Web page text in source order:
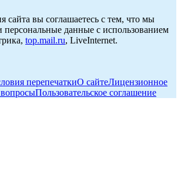
сайта вы соглашаетесь с тем, что мы
персональные данные с использованием
top.mail.ru, LiveInternet.
перепечаткиО сайтеЛицензионное
Пользовательское соглашение